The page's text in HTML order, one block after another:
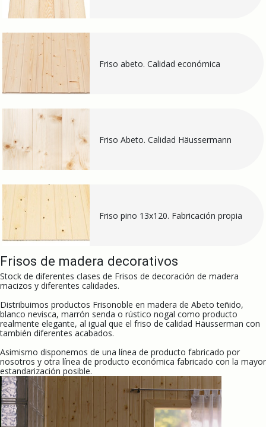
Friso abeto. Calidad económica
Friso Abeto. Calidad Häussermann
Friso pino 13x120. Fabricación propia
Frisos de madera decorativos
Stock de diferentes clases de Frisos de decoración de madera
macizos y diferentes calidades.
Distribuimos productos Frisonoble en madera de Abeto teñido,
blanco nevisca, marrón senda o rústico nogal como producto
realmente elegante, al igual que el friso de calidad Häusserman con
también diferentes acabados.
Asimismo disponemos de una línea de producto fabricado por
nosotros y otra línea de producto económica fabricado con la mayor
estandarización posible.